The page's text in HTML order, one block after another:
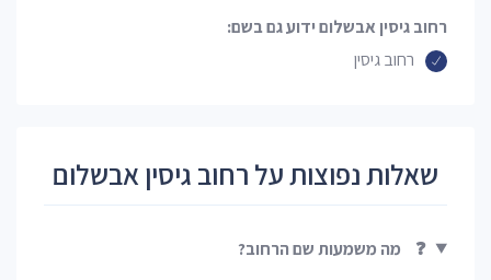
רחוב גיסין אבשלום ידוע גם בשם:
רחוב גיסין
שאלות נפוצות על רחוב גיסין אבשלום
❓ מה משמעות שם הרחוב?